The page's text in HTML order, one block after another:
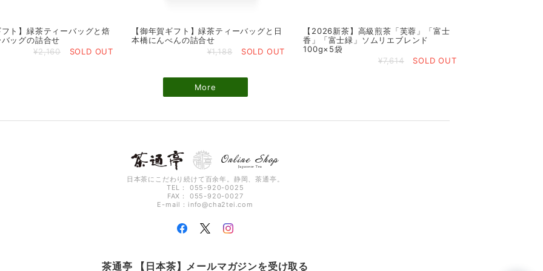
フト】緑茶ティーバッグと焙
バッグの詰合せ
¥2,160
SOLD OUT
【御年賀ギフト】緑茶ティーバッグと日
本橋にんべんの詰合せ
¥1,188
SOLD OUT
【2026新茶】高級煎茶「芙蓉」「富士
香」「富士緑」ソムリエブレンド
100g×5袋
¥7,614
SOLD OUT
More
日本茶にこだわり続けて百余年。静岡、茶通亭。
TEL： 055-920-0025
FAX： 055-920-0027
E-mail： info@cha2tei.com
茶通亭 【日本茶】メールマガジンを受け取る